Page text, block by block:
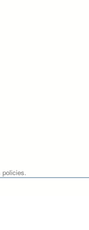
policies.